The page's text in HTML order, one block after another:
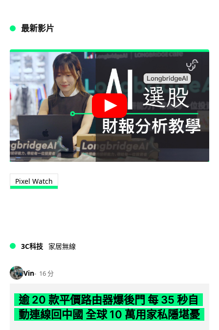
最新影片
Pixel Watch
3C科技 家居無線
Vin 16 分
逾 20 款平價路由器爆後門 每 35 秒自
動連線回中國 全球 10 萬用家私隱堪憂